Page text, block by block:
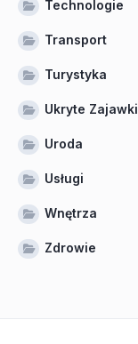
Technologie
Transport
Turystyka
Ukryte Zajawki
Uroda
Usługi
Wnętrza
Zdrowie